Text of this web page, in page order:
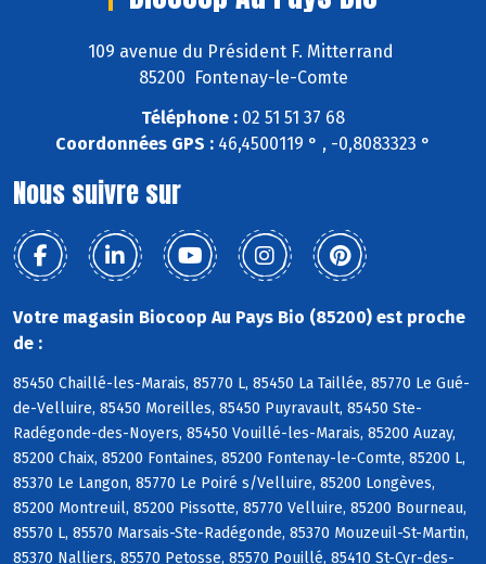
109 avenue du Président F. Mitterrand
85200 Fontenay-le-Comte
Téléphone : 02 51 51 37 68
Coordonnées GPS : 46,4500119 ° , -0,8083323 °
Nous suivre sur
Votre magasin Biocoop Au Pays Bio (85200) est proche
de :
85450 Chaillé-les-Marais, 85770 L, 85450 La Taillée, 85770 Le Gué-
de-Velluire, 85450 Moreilles, 85450 Puyravault, 85450 Ste-
Radégonde-des-Noyers, 85450 Vouillé-les-Marais, 85200 Auzay,
85200 Chaix, 85200 Fontaines, 85200 Fontenay-le-Comte, 85200 L,
85370 Le Langon, 85770 Le Poiré s/Velluire, 85200 Longèves,
85200 Montreuil, 85200 Pissotte, 85770 Velluire, 85200 Bourneau,
85570 L, 85570 Marsais-Ste-Radégonde, 85370 Mouzeuil-St-Martin,
85370 Nalliers, 85570 Petosse, 85570 Pouillé, 85410 St-Cyr-des-